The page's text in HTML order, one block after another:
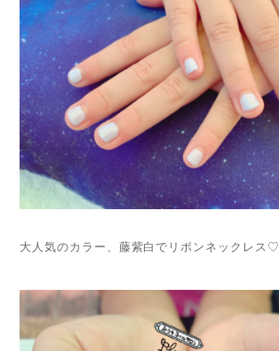
大人気のカラー、藤紫白でリボンネックレス♡